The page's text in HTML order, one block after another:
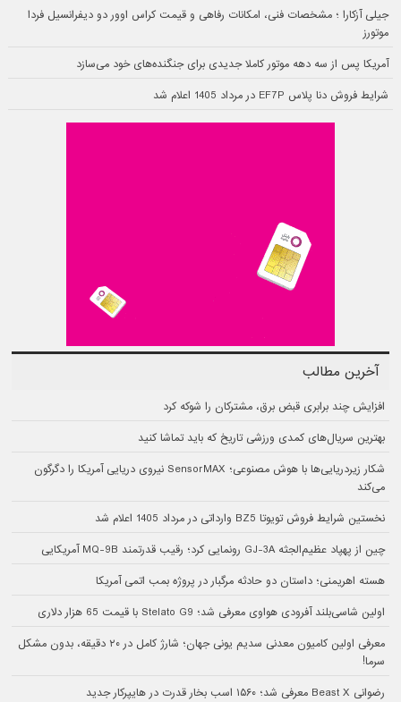
جیلی آزکارا ؛ مشخصات فنی، امکانات رفاهی و قیمت کراس اوور دو دیفرانسیل فردا
موتورز
آمریکا پس از سه دهه موتور کاملا جدیدی برای جنگنده‌های خود می‌سازد
شرایط فروش دنا پلاس EF7P در مرداد 1405 اعلام شد
آخرین مطالب
افزایش چند برابری قبض برق، مشترکان را شوکه کرد
بهترین سریال‌های کمدی ورزشی تاریخ که باید تماشا کنید
شکار زیردریایی‌ها با هوش مصنوعی؛ SensorMAX نیروی دریایی آمریکا را دگرگون
می‌کند
نخستین شرایط فروش تویوتا BZ5 وارداتی در مرداد 1405 اعلام شد
چین از پهپاد عظیم‌الجثه GJ-3A رونمایی کرد؛ رقیب قدرتمند MQ-9B آمریکایی
هسته اهریمنی؛ داستان دو حادثه مرگبار در پروژه بمب اتمی آمریکا
اولین شاسی‌بلند آفرودی هواوی معرفی شد؛ Stelato G9 با قیمت 65 هزار دلاری
معرفی اولین کامیون معدنی سدیم یونی جهان؛ شارژ کامل در ۲۰ دقیقه، بدون مشکل
سرما!
رضوانی Beast X معرفی شد؛ ۱۵۶۰ اسب بخار قدرت در هایپرکار جدید